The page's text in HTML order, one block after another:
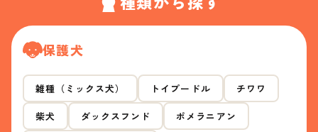
保護犬
雑種（ミックス犬） トイプードル チワワ
柴犬 ダックスフンド ポメラニアン